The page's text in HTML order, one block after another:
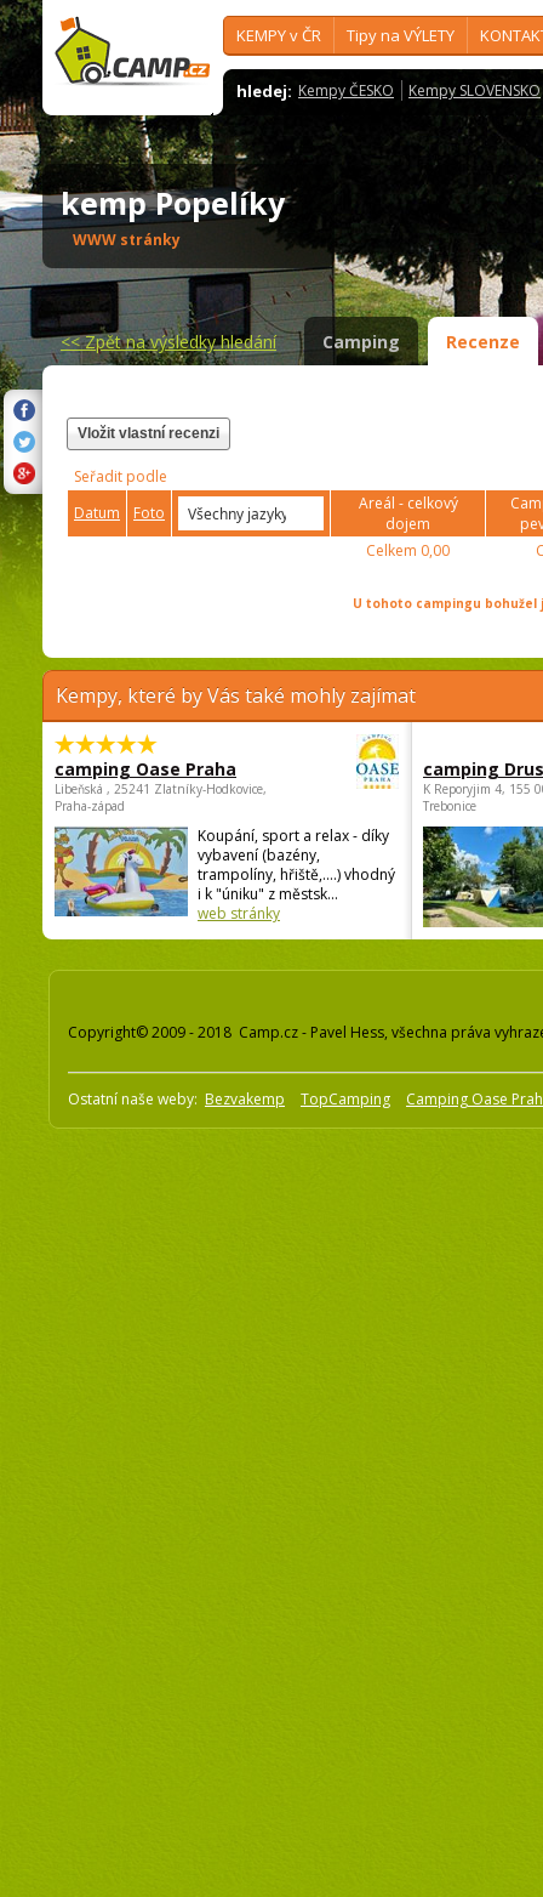
KEMPY v ČR Tipy na VÝLETY
hledej: Kempy ČESKO Kempy SLOVENSKO
kemp Popelíky
WWW stránky
<<Zpět na výsledky hledání Camping Recenze
Vložit vlastní recenzi
Seřadit podle
Datum
Foto
Areál - celkový
dojem
Celkem 0,00
U tohoto campingu
Kempy, které by Vás také mohly zajímat
camping Oase Praha
Libeňská , 25241 Zlatníky-Hodkovice,
Praha-západ
Koupání, sport a relax - díky
vybavení (bazény,
trampolíny, hřiště,....) vhodný
i k "úniku" z městsk...
web stránky
camping
K Reporyjim 4, 155
Trebonice
Copyright© 2009 - 2018 Camp.cz - Pavel Hess, všechna práva
Ostatní naše weby: Bezvakemp TopCamping Camping Oase